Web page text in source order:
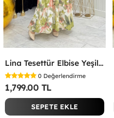
Lina Tesettür Elbise Yeşil Yeşil
0 Değerlendirme
1,799.00 TL
SEPETE EKLE